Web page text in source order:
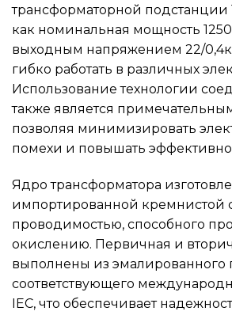
трансформаторной подстанции
как номинальная мощность
выходным напряжением 22/
гибко работать в различных
Использование технологии
также является
позволяя минимизировать
помехи и повышать
Ядро трансформатора
импортированной кремнистой
проводимостью, способного
окислению. Первичная и
выполнены из эмалированного
соответствующего
IEC, что обеспечивает